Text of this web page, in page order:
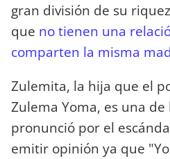
gran división de su
que no tienen una
comparten la misma
Zulemita, la hija que el
Zulema Yoma, es una
pronunció por el
emitir opinión ya que